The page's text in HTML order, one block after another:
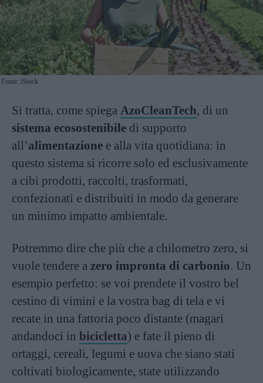
Fonte: iStock
Si tratta, come spiega AzoCleanTech, di un
sistema ecosostenibile di supporto
all’alimentazione e alla vita quotidiana: in
questo sistema si ricorre solo ed esclusivamente
a cibi prodotti, raccolti, trasformati,
confezionati e distribuiti in modo da generare
un minimo impatto ambientale.
Potremmo dire che più che a chilometro zero, si
vuole tendere a zero impronta di carbonio. Un
esempio perfetto: se voi prendete il vostro bel
cestino di vimini e la vostra bag di tela e vi
recate in una fattoria poco distante (magari
andandoci in bicicletta) e fate il pieno di
ortaggi, cereali, legumi e uova che siano stati
coltivati biologicamente, state utilizzando